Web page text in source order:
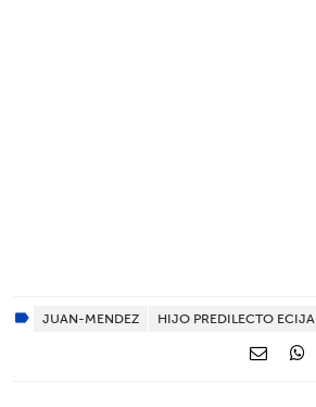
JUAN-MENDEZ HIJO PREDILECTO ECIJA